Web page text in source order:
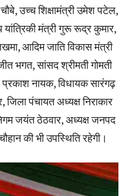
उच्च शिक्षामंत्री उमेश पटेल,
यांत्रिकी मंत्री गुरू रूद्र कुमार,
आदिम जाति विकास मंत्री
भगत, सांसद श्रीमती गोमती
नायक, विधायक सारंगढ़
पंचायत अध्यक्ष निराकार
जयंत ठेठवार, अध्यक्ष जनपद
की भी उपस्थिति रहेगी।